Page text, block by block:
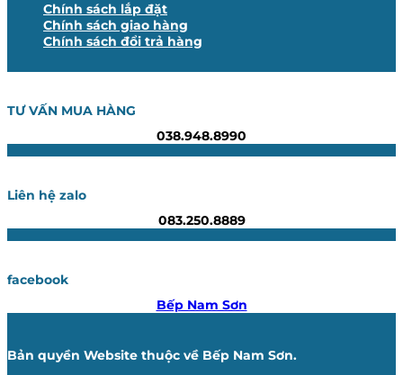
Chính sách lắp đặt
Chính sách giao hàng
Chính sách đổi trả hàng
TƯ VẤN MUA HÀNG
038.948.8990
Liên hệ zalo
083.250.8889
facebook
Bếp Nam Sơn
Bản quyền Website thuộc về Bếp Nam Sơn.